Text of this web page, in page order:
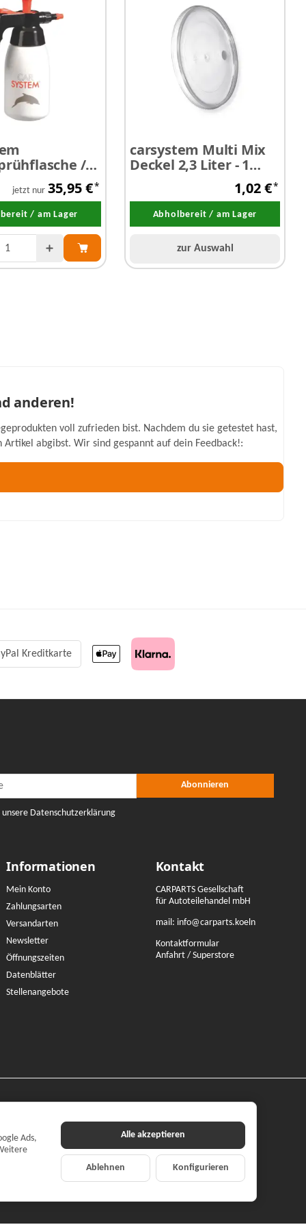
/
jetzt nur 35,95 €*
/ am Lager
carsystem Multi Mix
Deckel 2,3 Liter - 1
1,02 €*
Abholbereit / am Lager
zur Auswahl
anderen!
voll zufrieden bist. Nachdem du sie getestet hast,
abgibst. Wir sind gespannt auf dein Feedback!:
Kreditkarte
Abonnieren Abonnieren
unsere Datenschutzerklärung
Informationen
Mein Konto
Zahlungsarten
Versandarten
Newsletter
Öffnungszeiten
Datenblätter
Stellenangebote
Kontakt
CARPARTS Gesellschaft
für Autoteilehandel mbH
mail: info@carparts.koeln
Kontaktformular
Anfahrt / Superstore
Alle akzeptieren
Ablehnen Konfigurieren
Ads,